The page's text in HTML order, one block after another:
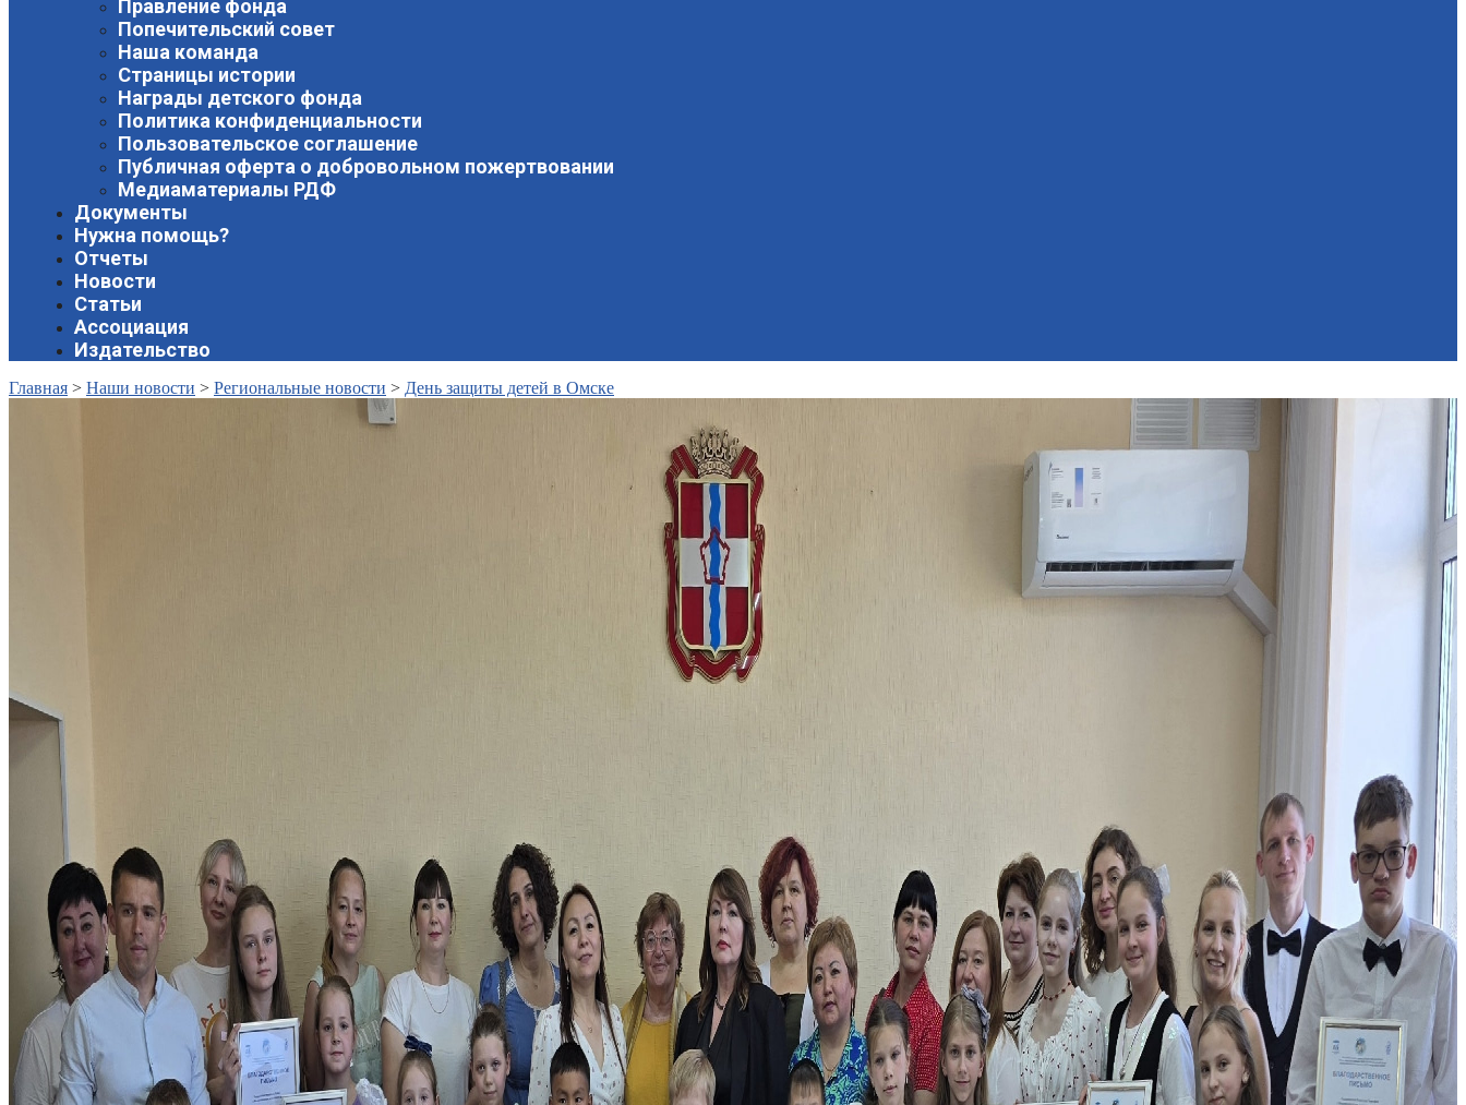
Правление фонда
Попечительский совет
Наша команда
Страницы истории
Награды детского фонда
Политика конфиденциальности
Пользовательское соглашение
Публичная оферта о добровольном пожертвовании
Медиаматериалы РДФ
Документы
Нужна помощь?
Отчеты
Новости
Статьи
Ассоциация
Издательство
Главная > Наши новости > Региональные новости > День защиты детей в Омске